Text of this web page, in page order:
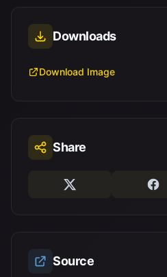
Downloads
Download Image
Share
Source